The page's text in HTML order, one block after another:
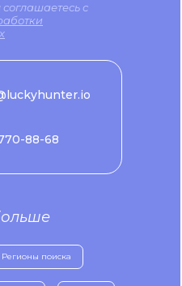
с
Регионы поиска
88-68